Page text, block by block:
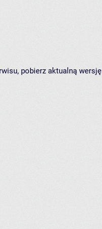
pobierz aktualną wersję